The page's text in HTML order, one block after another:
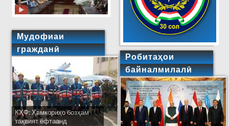
Мудофиаи
гражданӣ
КҲФ: Ҳамкориҳо бозҳам
тақвият ёфтаанд
Робитаҳои
байналмилалӣ